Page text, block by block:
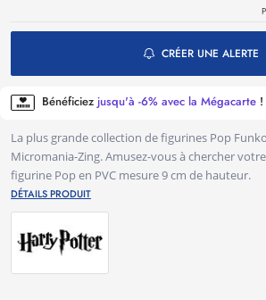
CRÉER UNE ALERTE
Bénéficiez jusqu'à -6% avec la Mégacarte !
La plus grande collection de figurines Pop
Micromania-Zing. Amusez-vous à chercher
figurine Pop en PVC mesure 9 cm de hauteur.
DÉTAILS PRODUIT